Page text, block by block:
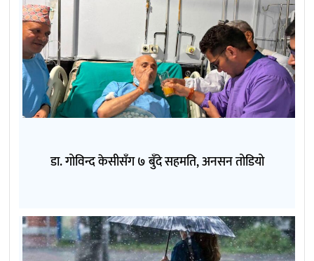
डा. गोविन्द केसीसँग ७ बुँदे सहमति, अनसन तोडियो